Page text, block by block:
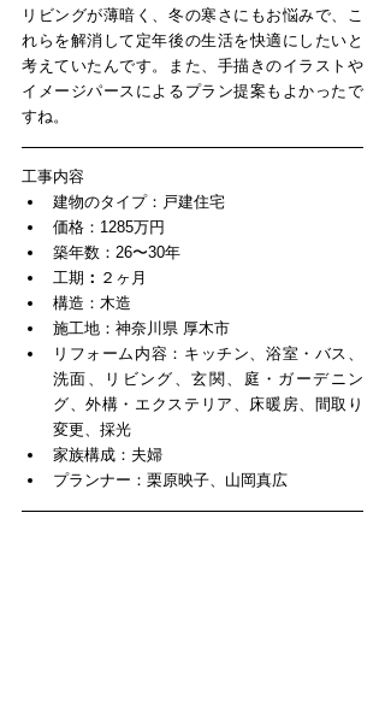
リビングが薄暗く、冬の寒さにもお悩みで、こ
れらを解消して定年後の生活を快適にしたいと
考えていたんです。また、手描きのイラストや
イメージパースによるプラン提案もよかったで
すね。
工事内容​
建物のタイプ：戸建住宅
価格：1285万円
築年数：26〜30年
工期 ： ２ヶ月
構造：木造
施工地：神奈川県 厚木市
リフォーム内容：キッチン、浴室・バス、
洗面、リビング、玄関、庭・ガーデニン
グ、外構・エクステリア、床暖房、間取り
変更、採光
家族構成：夫婦
プランナー：栗原映子、山岡真広